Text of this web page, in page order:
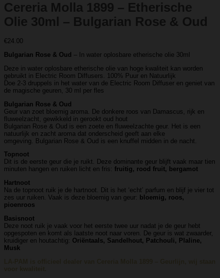
Cereria Molla 1899 – Etherische
Olie 30ml – Bulgarian Rose & Oud
€24.00
Bulgarian Rose & Oud – In water oplosbare etherische olie 30ml
Deze in water oplosbare etherische olie van hoge kwaliteit kan worden
gebruikt in Electric Room Diffusers. 100% Puur en Natuurlijk
Doe 2-3 druppels in het water van de Electric Room Diffuser en geniet van
de magische geuren, 30 ml per fles
Bulgarian Rose & Oud
Geur van zoet bloemig aroma. De donkere roos van Damascus, rijk en
fluweelzacht, gewikkeld in gerookt oud hout
Bulgarian Rose & Oud is een zoete en fluweelzachte geur. Het is een
natuurlijk en zacht aroma dat onderscheid geeft aan elke
omgeving. Bulgarian Rose & Oud is een knuffel midden in de nacht.
Topnoot
Dit is de eerste geur die je ruikt. Deze dominante geur blijft vaak maar tien
minuten hangen en ruiken licht en fris: fruitig, rood fruit, bergamot
Hartnoot
Na de topnoot ruik je de hartnoot. Dit is het ‘echt’ parfum en blijf je vier tot
zes uur ruiken. Vaak is deze bloemig van geur:
bloemig, roos,
pioenroos
Basisnoot
Deze noot ruik je vaak voor het eerste twee uur nadat je de geur hebt
opgespoten en komt als laatste noot naar voren. De geur is wat zwaarder,
kruidiger en houtachtig: Oriëntaals, Sandelhout, Patchouli, Plaline,
Musk